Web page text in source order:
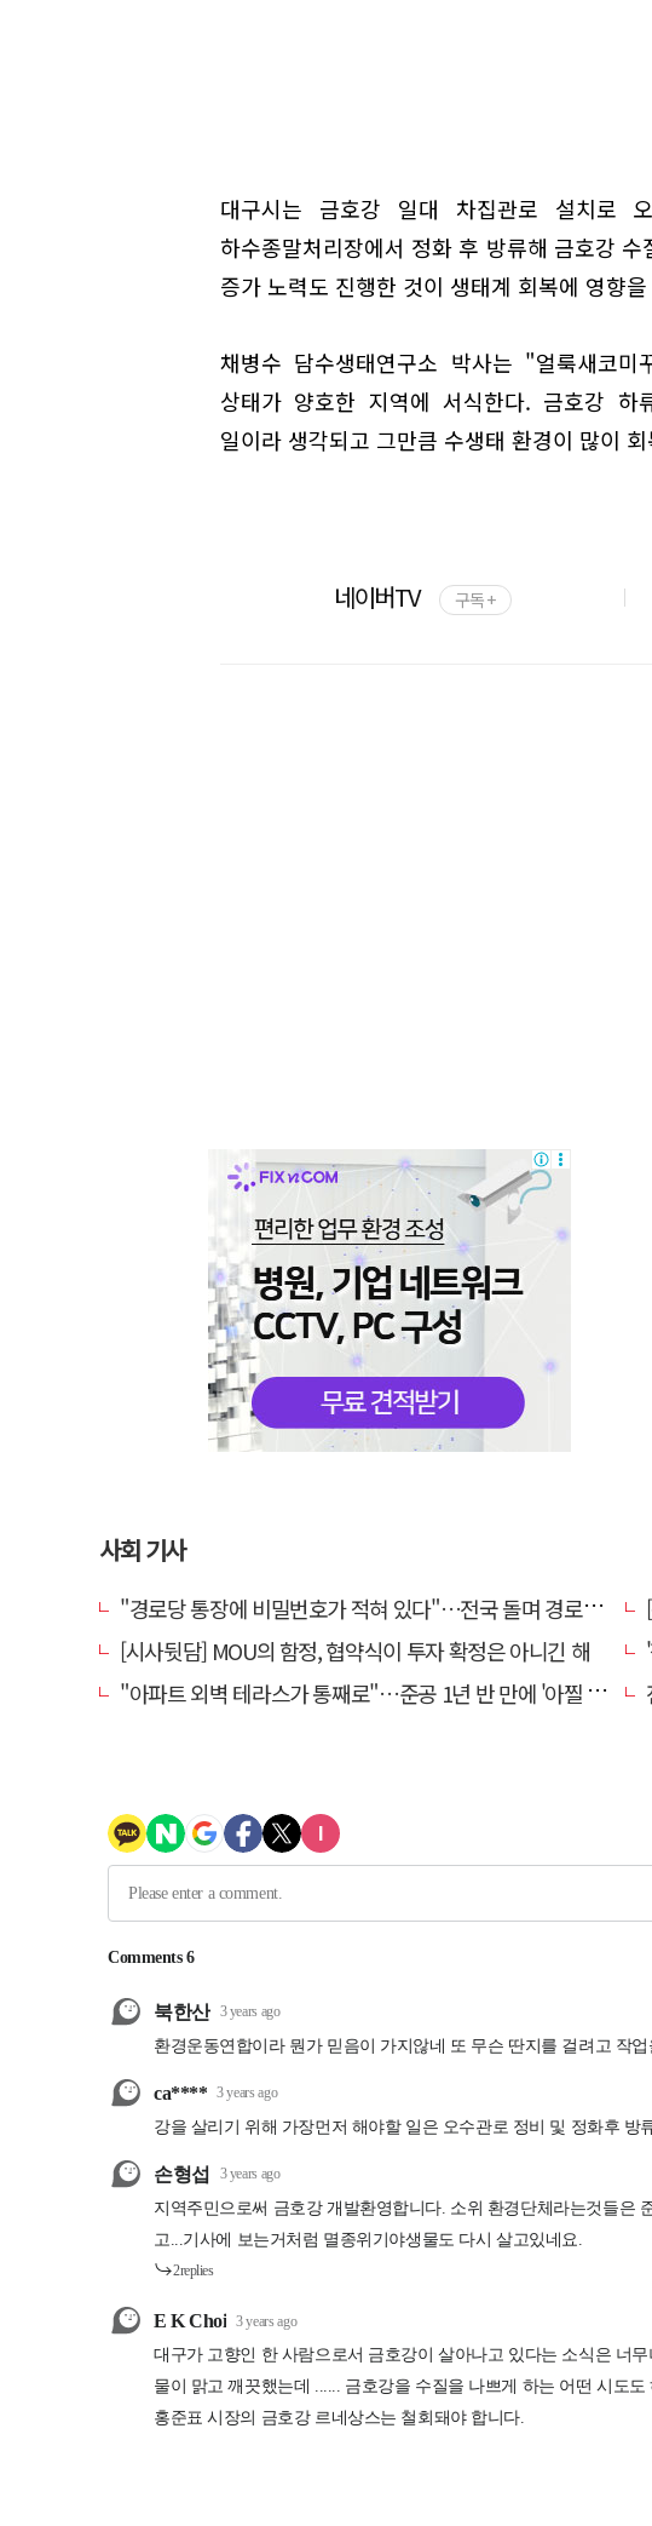
대구시는 금호강 일대 차집관로 설치로
하수종말처리장에서 정화 후 방류해 금호강
증가 노력도 진행한 것이 생태계 회복에 영향
채병수 담수생태연구소 박사는 "얼룩새코
상태가 양호한 지역에 서식한다. 금호강
일이라 생각되고 그만큼 수생태 환경이 많이
네이버TV 구독 +
사회 기사
"경로당 통장에 비밀번호가 적혀 있다"…전국 돌며 경로당 13곳 턴 30대 구속
[시사뒷담] MOU의 함정, 협약식이 투자 확정은 아니긴 해
"아파트 외벽 테라스가 통째로"…준공 1년 반 만에 '아찔 사고'